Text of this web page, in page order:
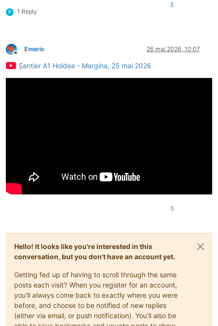
P 1 Reply
3
Deconectat
Emeric 26 mai 2026, 10:07
Șantier A1 Holdea - Margina, 25 mai 2026
5
Hello! It looks like you're interested in this
conversation, but you don't have an account yet.
Getting fed up of having to scroll through the same
posts each visit? When you register for an account,
you'll always come back to exactly where you were
before, and choose to be notified of new replies
(either via email, or push notification). You'll also be